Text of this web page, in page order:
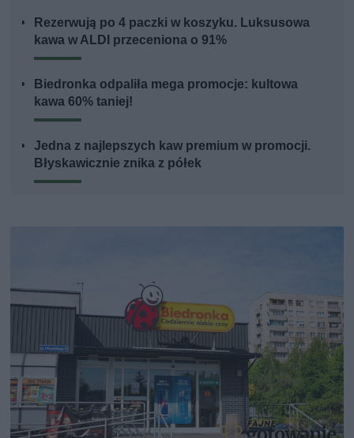
Rezerwują po 4 paczki w koszyku. Luksusowa
kawa w ALDI przeceniona o 91%
Biedronka odpaliła mega promocje: kultowa
kawa 60% taniej!
Jedna z najlepszych kaw premium w promocji.
Błyskawicznie znika z półek